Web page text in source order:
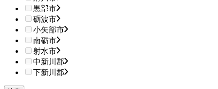
黒部市
砺波市
小矢部市
南砺市
射水市
中新川郡
下新川郡